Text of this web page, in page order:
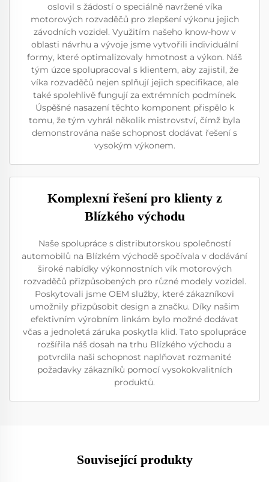
oslovil s žádostí o speciálně navržené víka
motorových rozvaděčů pro zlepšení výkonu jejich
závodních vozidel. Využitím našeho know-how v
oblasti návrhu a vývoje jsme vytvořili individuální
formy, které optimalizovaly hmotnost a výkon. Náš
tým úzce spolupracoval s klientem, aby zajistil, že
víka rozvaděčů nejen splňují jejich specifikace, ale
také spolehlivě fungují za extrémních podmínek.
Úspěšné nasazení těchto komponent přispělo k
tomu, že tým vyhrál několik mistrovství, čímž byla
demonstrována naše schopnost dodávat řešení s
vysokým výkonem.
Komplexní řešení pro klienty z
Blízkého východu
Naše spolupráce s distributorskou společností
automobilů na Blízkém východě spočívala v dodávání
široké nabídky výkonnostních vík motorových
rozvaděčů přizpůsobených pro různé modely vozidel.
Poskytovali jsme OEM služby, které zákazníkovi
umožnily přizpůsobit design a značku. Díky našim
efektivním výrobním linkám bylo možné dodávat
včas a jednoletá záruka poskytla klid. Tato spolupráce
rozšířila náš dosah na trhu Blízkého východu a
potvrdila naši schopnost naplňovat rozmanité
požadavky zákazníků pomocí vysokokvalitních
produktů.
Související produkty